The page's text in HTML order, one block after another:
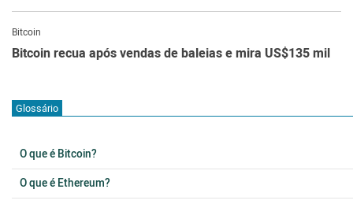
Bitcoin
Bitcoin recua após vendas de baleias e mira US$135 mil
Glossário
O que é Bitcoin?
O que é Ethereum?